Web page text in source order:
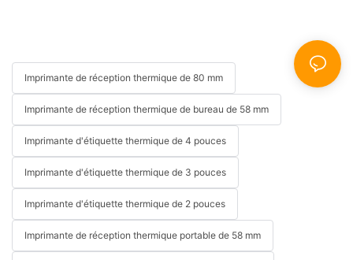
Imprimante de réception thermique de 80 mm
Imprimante de réception thermique de bureau de 58 mm
Imprimante d'étiquette thermique de 4 pouces
Imprimante d'étiquette thermique de 3 pouces
Imprimante d'étiquette thermique de 2 pouces
Imprimante de réception thermique portable de 58 mm